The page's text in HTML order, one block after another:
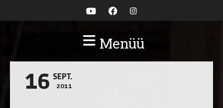
Menüü
16 SEPT.
2011